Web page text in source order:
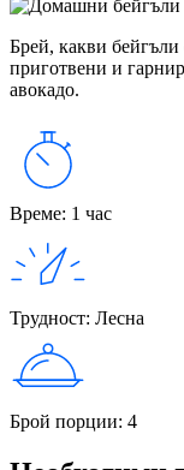
Брей, какви
приготвени и
авокадо.
Време: 1 час
Трудност: Лесна
Брой порции: 4